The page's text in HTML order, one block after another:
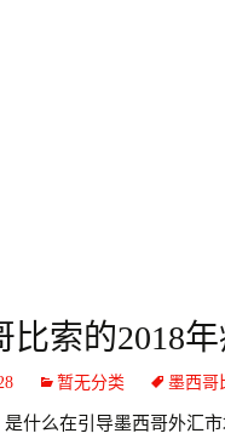
比索的2018
暂无分类 墨西哥
什么在引导墨西哥外汇